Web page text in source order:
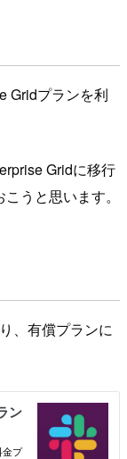
Gridプランを利
Gridに移行
うと思います。
、有償プランに